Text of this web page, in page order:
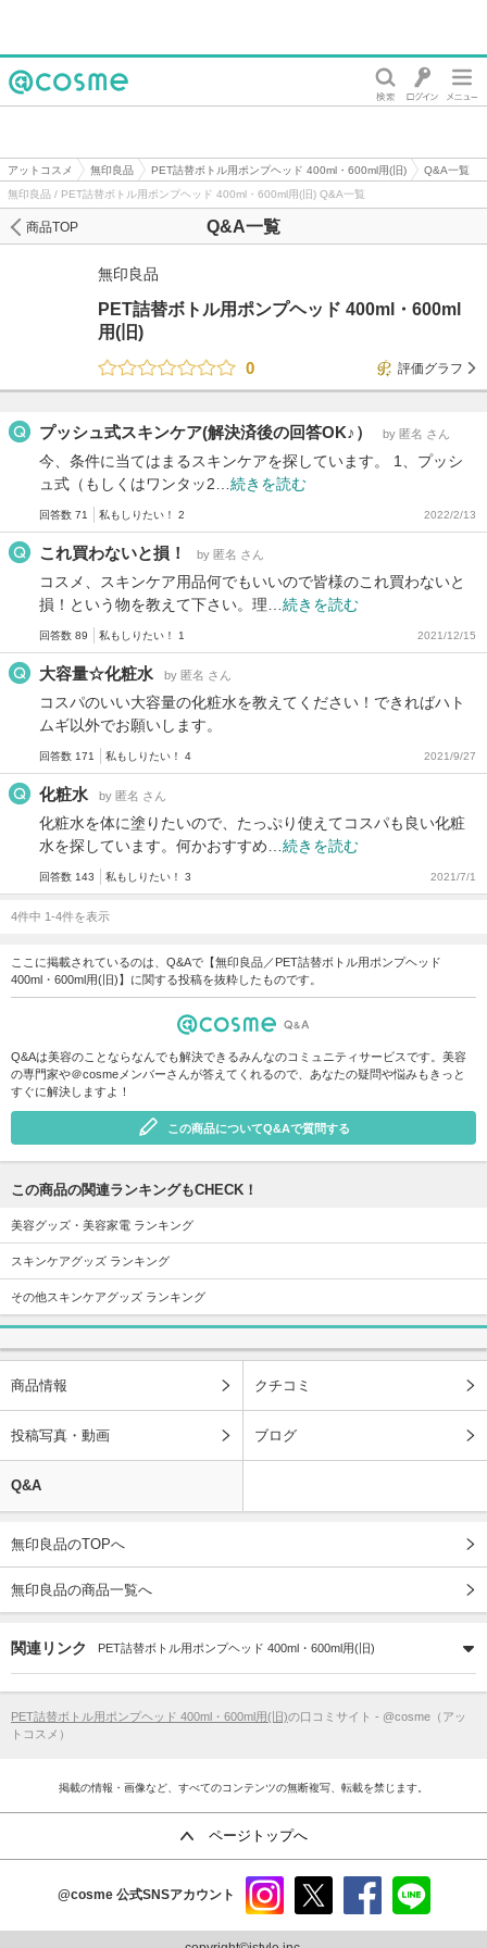
アットコスメ 無印良品 PET詰替ボトル用ポンプヘッド 400ml・600ml用(旧)
Q&A一覧
無印良品 / PET詰替ボトル用ポンプヘッド 400ml・600ml用(旧) Q&A一覧
Q&A一覧
商品TOP
無印良品
PET詰替ボトル用ポンプヘッド 400ml・600ml
用(旧)
0
評価グラフ
プッシュ式スキンケア(解決済後の回答OK♪） by 匿名 さん
今、条件に当てはまるスキンケアを探しています。 1、プッシ
ュ式（もしくはワンタッ2… 続きを読む
回答数 71 私もしりたい！ 2 2022/2/13
これ買わないと損！ by 匿名 さん
コスメ、スキンケア用品何でもいいので皆様のこれ買わないと
損！という物を教えて下さい。理… 続きを読む
回答数 89 私もしりたい！ 1 2021/12/15
大容量☆化粧水 by 匿名 さん
コスパのいい大容量の化粧水を教えてください！できればハト
ムギ以外でお願いします。
回答数 171 私もしりたい！ 4 2021/9/27
化粧水 by 匿名 さん
化粧水を体に塗りたいので、たっぷり使えてコスパも良い化粧
水を探しています。何かおすすめ… 続きを読む
回答数 143 私もしりたい！ 3 2021/7/1
4件中 1-4件を表示
ここに掲載されているのは、Q&Aで【無印良品／PET詰替ボトル用ポンプヘッド
400ml・600ml用(旧)】に関する投稿を抜粋したものです。
Q&Aは美容のことならなんでも解決できるみんなのコミュニティサービスです。美容
の専門家や＠cosmeメンバーさんが答えてくれるので、あなたの疑問や悩みもきっと
すぐに解決しますよ！
この商品についてQ&Aで質問する
この商品の関連ランキングもCHECK！
美容グッズ・美容家電 ランキング
スキンケアグッズ ランキング
その他スキンケアグッズ ランキング
商品情報 クチコミ
投稿写真・動画 ブログ
Q&A
無印良品のTOPへ
無印良品の商品一覧へ
関連リンク PET詰替ボトル用ポンプヘッド 400ml・600ml用(旧)
PET詰替ボトル用ポンプヘッド 400ml・600ml用(旧)の口コミサイト - @cosme（アッ
トコスメ）
掲載の情報・画像など、すべてのコンテンツの無断複写、転載を禁じます。
ページトップへ
@cosme 公式SNSアカウント
ram